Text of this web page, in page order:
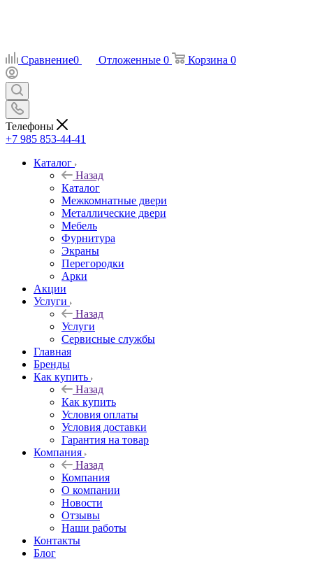
Сравнение0 Отложенные 0 Корзина 0
Телефоны
+7 985 853-44-41
Каталог
Назад
Каталог
Межкомнатные двери
Металлические двери
Мебель
Фурнитура
Экраны
Перегородки
Арки
Акции
Услуги
Назад
Услуги
Сервисные службы
Главная
Бренды
Как купить
Назад
Как купить
Условия оплаты
Условия доставки
Гарантия на товар
Компания
Назад
Компания
О компании
Новости
Отзывы
Наши работы
Контакты
Блог